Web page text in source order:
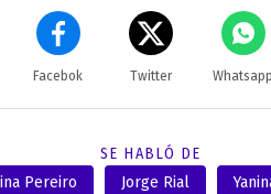
Facebok Twitter Whatsapp
SE HABLÓ DE
Pereiro
Jorge Rial